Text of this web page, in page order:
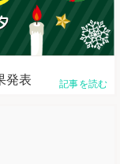
発表 記事を読む